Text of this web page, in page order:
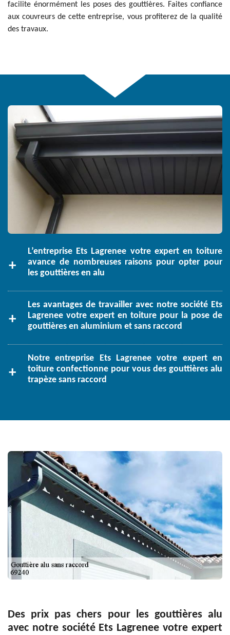
facilite énormément les poses des gouttières. Faites confiance
aux couvreurs de cette entreprise, vous profiterez de la qualité
des travaux.
L’entreprise Ets Lagrenee votre expert en toiture
avance de nombreuses raisons pour opter pour
les gouttières en alu
Les avantages de travailler avec notre société Ets
Lagrenee votre expert en toiture pour la pose de
gouttières en aluminium et sans raccord
Notre entreprise Ets Lagrenee votre expert en
toiture confectionne pour vous des gouttières alu
trapèze sans raccord
Des prix pas chers pour les gouttières alu
avec notre société Ets Lagrenee votre expert